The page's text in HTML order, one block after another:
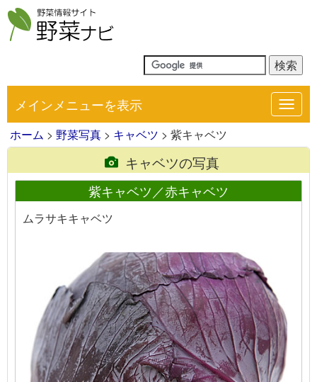
メインメニューを表示
ホーム > 野菜写真 > キャベツ > 紫キャベツ
キャベツの写真
紫キャベツ／赤キャベツ
ムラサキキャベツ